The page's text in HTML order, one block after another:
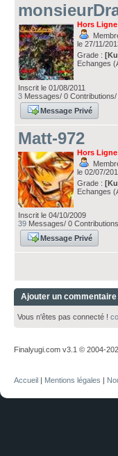
Hors Ligne
le 27/11/
Grade :
Echanges
Inscrit le 01/08/2011
3 Messages/ 0 Contributions/
Message Privé
Matt-972
Hors Ligne
le 02/07/
Grade :
Echanges
Inscrit le 04/10/2009
39 Messages/ 0
Message Privé
Ajouter un commentaire
Vous n'êtes pas connecté !
Finalyugi.com v3.1 © 2004-
Accueil | Mentions légales |